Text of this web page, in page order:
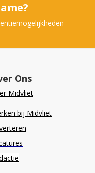
Ons
Midvliet
bij Midvliet